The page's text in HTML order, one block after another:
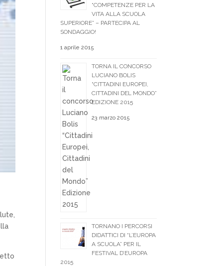
“COMPETENZE PER LA
VITA ALLA SCUOLA
SUPERIORE” – PARTECIPA AL
SONDAGGIO!
1 aprile 2015
TORNA IL CONCORSO
LUCIANO BOLIS
“CITTADINI EUROPEI,
CITTADINI DEL MONDO”
EDIZIONE 2015
23 marzo 2015
TORNANO I PERCORSI
DIDATTICI DI “L’EUROPA
A SCUOLA” PER IL
FESTIVAL D’EUROPA
2015